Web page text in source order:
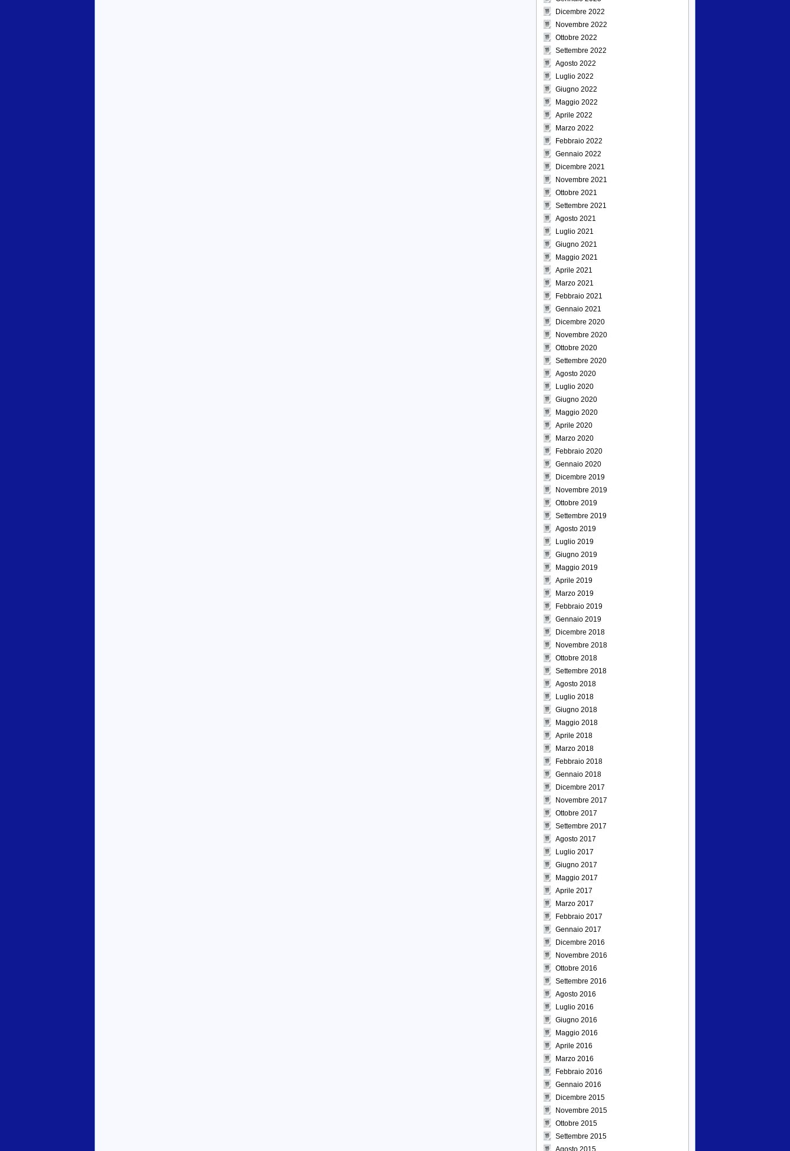
Dicembre 2022
Novembre 2022
Ottobre 2022
Settembre 2022
Agosto 2022
Luglio 2022
Giugno 2022
Maggio 2022
Aprile 2022
Marzo 2022
Febbraio 2022
Gennaio 2022
Dicembre 2021
Novembre 2021
Ottobre 2021
Settembre 2021
Agosto 2021
Luglio 2021
Giugno 2021
Maggio 2021
Aprile 2021
Marzo 2021
Febbraio 2021
Gennaio 2021
Dicembre 2020
Novembre 2020
Ottobre 2020
Settembre 2020
Agosto 2020
Luglio 2020
Giugno 2020
Maggio 2020
Aprile 2020
Marzo 2020
Febbraio 2020
Gennaio 2020
Dicembre 2019
Novembre 2019
Ottobre 2019
Settembre 2019
Agosto 2019
Luglio 2019
Giugno 2019
Maggio 2019
Aprile 2019
Marzo 2019
Febbraio 2019
Gennaio 2019
Dicembre 2018
Novembre 2018
Ottobre 2018
Settembre 2018
Agosto 2018
Luglio 2018
Giugno 2018
Maggio 2018
Aprile 2018
Marzo 2018
Febbraio 2018
Gennaio 2018
Dicembre 2017
Novembre 2017
Ottobre 2017
Settembre 2017
Agosto 2017
Luglio 2017
Giugno 2017
Maggio 2017
Aprile 2017
Marzo 2017
Febbraio 2017
Gennaio 2017
Dicembre 2016
Novembre 2016
Ottobre 2016
Settembre 2016
Agosto 2016
Luglio 2016
Giugno 2016
Maggio 2016
Aprile 2016
Marzo 2016
Febbraio 2016
Gennaio 2016
Dicembre 2015
Novembre 2015
Ottobre 2015
Settembre 2015
Agosto 2015